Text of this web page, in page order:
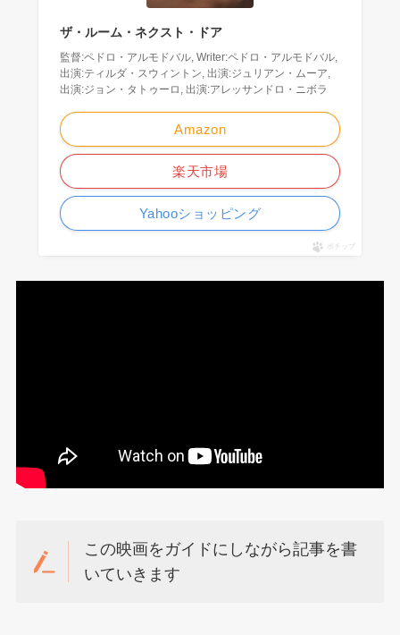
ザ・ルーム・ネクスト・ドア
監督:ペドロ・アルモドバル, Writer:ペドロ・アルモドバル,
出演:ティルダ・スウィントン, 出演:ジュリアン・ムーア,
出演:ジョン・タトゥーロ, 出演:アレッサンドロ・ニボラ
Amazon
楽天市場
Yahooショッピング
ポチップ
この映画をガイドにしながら記事を書
いていきます